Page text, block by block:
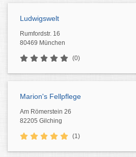
Ludwigswelt
Rumfordstr. 16
80469 München
(0)
Marion's Fellpflege
Am Römerstein 26
82205 Gilching
(1)